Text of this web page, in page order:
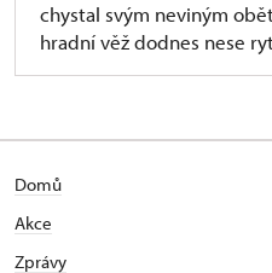
chystal svým neviným
hradní věž dodnes nese
Domů
Akce
Zprávy